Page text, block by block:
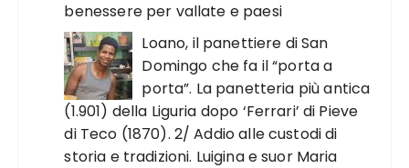
benessere per vallate e paesi
Loano, il panettiere di San
Domingo che fa il “porta a
porta”. La panetteria più antica
(1.901) della Liguria dopo ‘Ferrari’ di Pieve
di Teco (1870). 2/ Addio alle custodi di
storia e tradizioni. Luigina e suor Maria